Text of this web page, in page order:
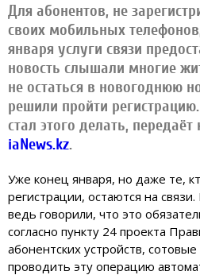
Для абонентов, не
своих мобильных
января услуги связи
новость слышали многие
не остаться в новогоднюю
решили пройти
стал этого делать, передаёт
iaNews.kz.
Уже конец января, но даже те,
регистрации, остаются на
ведь говорили, что это
согласно пункту 24 проекта
абонентских устройств,
проводить эту операцию